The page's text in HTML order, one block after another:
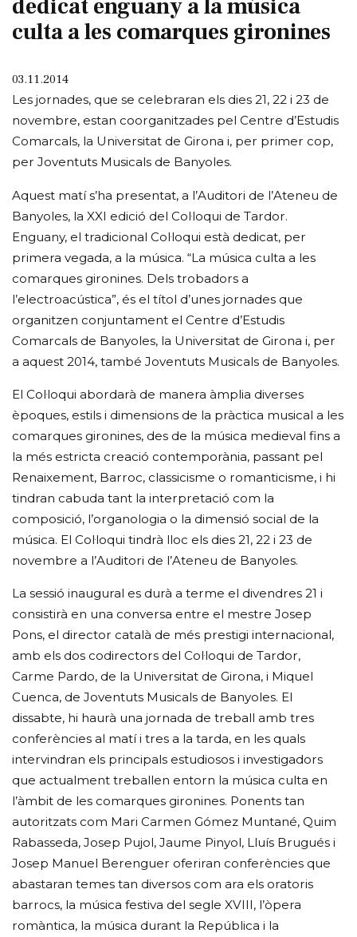
dedicat enguany a la música
culta a les comarques gironines
03.11.2014
Les jornades, que se celebraran els dies 21, 22 i 23 de
novembre, estan coorganitzades pel Centre d’Estudis
Comarcals, la Universitat de Girona i, per primer cop,
per Joventuts Musicals de Banyoles.
Aquest matí s’ha presentat, a l’Auditori de l’Ateneu de
Banyoles, la XXI edició del Col·loqui de Tardor.
Enguany, el tradicional Col·loqui està dedicat, per
primera vegada, a la música. “La música culta a les
comarques gironines. Dels trobadors a
l’electroacústica”, és el títol d’unes jornades que
organitzen conjuntament el Centre d’Estudis
Comarcals de Banyoles, la Universitat de Girona i, per
a aquest 2014, també Joventuts Musicals de Banyoles.
El Col·loqui abordarà de manera àmplia diverses
èpoques, estils i dimensions de la pràctica musical a les
comarques gironines, des de la música medieval fins a
la més estricta creació contemporània, passant pel
Renaixement, Barroc, classicisme o romanticisme, i hi
tindran cabuda tant la interpretació com la
composició, l’organologia o la dimensió social de la
música. El Col·loqui tindrà lloc els dies 21, 22 i 23 de
novembre a l’Auditori de l’Ateneu de Banyoles.
La sessió inaugural es durà a terme el divendres 21 i
consistirà en una conversa entre el mestre Josep
Pons, el director català de més prestigi internacional,
amb els dos codirectors del Col·loqui de Tardor,
Carme Pardo, de la Universitat de Girona, i Miquel
Cuenca, de Joventuts Musicals de Banyoles. El
dissabte, hi haurà una jornada de treball amb tres
conferències al matí i tres a la tarda, en les quals
intervindran els principals estudiosos i investigadors
que actualment treballen entorn la música culta en
l’àmbit de les comarques gironines. Ponents tan
autoritzats com Mari Carmen Gómez Muntané, Quim
Rabasseda, Josep Pujol, Jaume Pinyol, Lluís Brugués i
Josep Manuel Berenguer oferiran conferències que
abastaran temes tan diversos com ara els oratoris
barrocs, la música festiva del segle XVIII, l’òpera
romàntica, la música durant la República i la